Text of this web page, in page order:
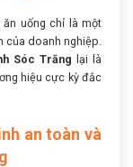
uống chỉ là một
của doanh nghiệp.
Sóc Trăng lại là
hiệu cực kỳ đắc
an toàn và